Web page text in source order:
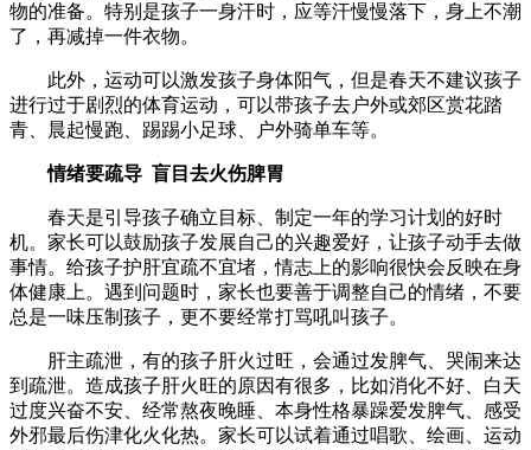
物的准备。特别是孩子一身汗时，应等汗慢慢落下，身上不潮
了，再减掉一件衣物。
此外，运动可以激发孩子身体阳气，但是春天不建议孩子
进行过于剧烈的体育运动，可以带孩子去户外或郊区赏花踏
青、晨起慢跑、踢踢小足球、户外骑单车等。
情绪要疏导 盲目去火伤脾胃
春天是引导孩子确立目标、制定一年的学习计划的好时
机。家长可以鼓励孩子发展自己的兴趣爱好，让孩子动手去做
事情。给孩子护肝宜疏不宜堵，情志上的影响很快会反映在身
体健康上。遇到问题时，家长也要善于调整自己的情绪，不要
总是一味压制孩子，更不要经常打骂吼叫孩子。
肝主疏泄，有的孩子肝火过旺，会通过发脾气、哭闹来达
到疏泄。造成孩子肝火旺的原因有很多，比如消化不好、白天
过度兴奋不安、经常熬夜晚睡、本身性格暴躁爱发脾气、感受
外邪最后伤津化火化热。家长可以试着通过唱歌、绘画、运动